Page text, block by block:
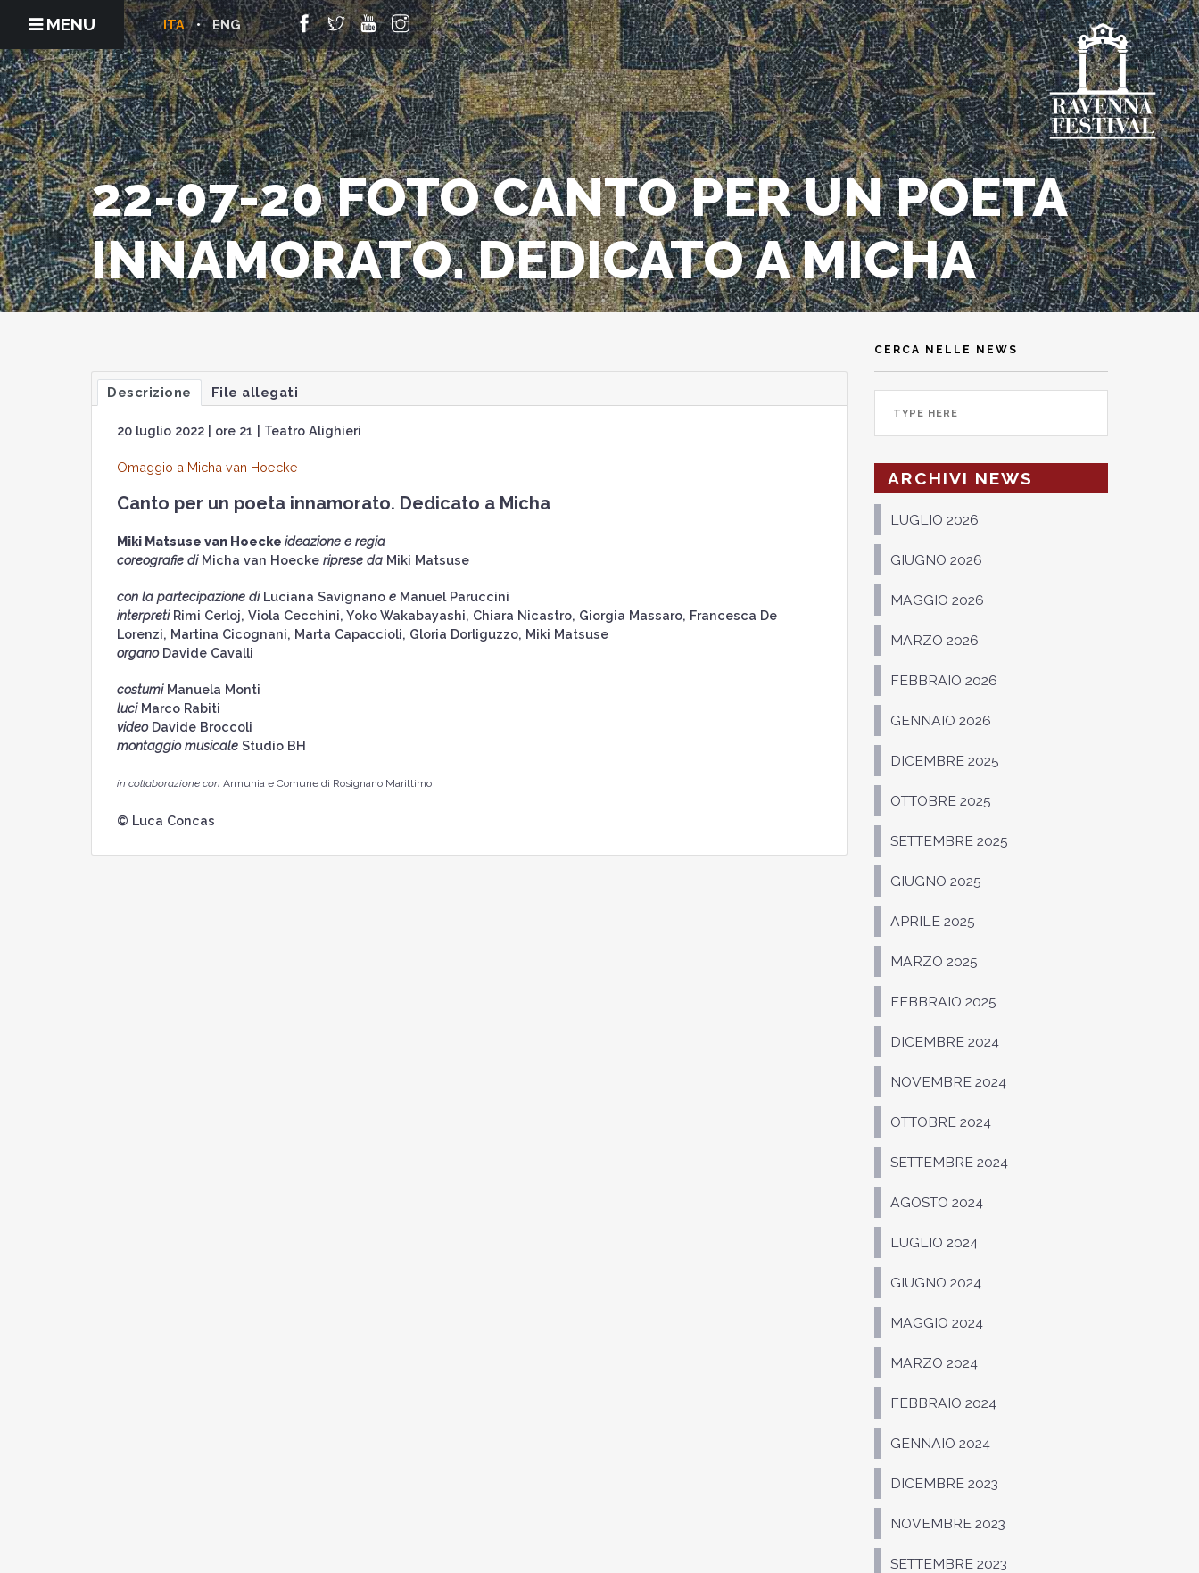
MENU ENG
ITA
22-07-20 FOTO CANTO PER UN POETA
INNAMORATO. DEDICATO A MICHA
Descrizione File allegati
20 luglio 2022 | ore 21 | Teatro Alighieri
Omaggio a Micha van Hoecke
Canto per un poeta innamorato. Dedicato a Micha
Miki Matsuse van Hoecke ideazione e regia
coreografie di Micha van Hoecke riprese da Miki Matsuse
con la partecipazione di Luciana Savignano eManuel Paruccini
interpreti Rimi Cerloj, Viola Cecchini, Yoko Wakabayashi, Chiara Nicastro, Giorgia Massaro, Francesca De
Lorenzi, Martina Cicognani, Marta Capaccioli, Gloria Dorliguzzo, Miki Matsuse
organoDavide Cavalli
costumiManuela Monti
luciMarco Rabiti
videoDavide Broccoli
montaggio musicaleStudio BH
in collaborazione con Armunia e Comune di Rosignano Marittimo
© Luca Concas
CERCA NELLE NEWS
ARCHIVI NEWS
LUGLIO 2026
GIUGNO 2026
MAGGIO 2026
MARZO 2026
FEBBRAIO 2026
GENNAIO 2026
DICEMBRE 2025
OTTOBRE 2025
SETTEMBRE 2025
GIUGNO 2025
APRILE 2025
MARZO 2025
FEBBRAIO 2025
DICEMBRE 2024
NOVEMBRE 2024
OTTOBRE 2024
SETTEMBRE 2024
AGOSTO 2024
LUGLIO 2024
GIUGNO 2024
MAGGIO 2024
MARZO 2024
FEBBRAIO 2024
GENNAIO 2024
DICEMBRE 2023
NOVEMBRE 2023
SETTEMBRE 2023